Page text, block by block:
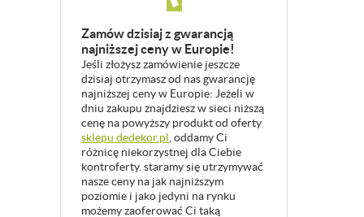
Zamów dzisiaj z gwarancją
najniższej ceny w Europie!
Jeśli złożysz zamówienie jeszcze
dzisiaj otrzymasz od nas gwarancję
najniższej ceny w Europie: Jeżeli w
dniu zakupu znajdziesz w sieci niższą
cenę na powyższy produkt od oferty
sklepu dedekor.pl, oddamy Ci
różnicę niekorzystnej dla Ciebie
kontroferty. staramy się utrzymywać
nasze ceny na jak najniższym
poziomie i jako jedyni na rynku
możemy zaoferować Ci taką